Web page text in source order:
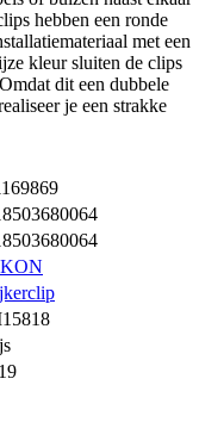
hebben een ronde
met een
kleur sluiten de clips
dit een dubbele
je een strakke